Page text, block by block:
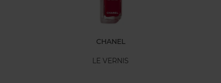
CHANEL
LE VERNIS